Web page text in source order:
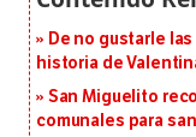
De no gustarle
historia de
San Miguelito
comunales para